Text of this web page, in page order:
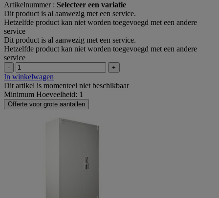
Artikelnummer : Selecteer een variatie
Dit product is al aanwezig met een service.
Hetzelfde product kan niet worden toegevoegd met een andere
service
Dit product is al aanwezig met een service.
Hetzelfde product kan niet worden toegevoegd met een andere
service
- +
In winkelwagen
Dit artikel is momenteel niet beschikbaar
Minimum Hoeveelheid: 1
Offerte voor grote aantallen